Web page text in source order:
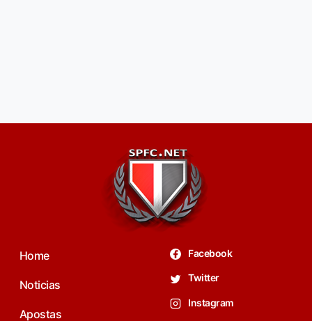
Home
Noticias
Apostas
Facebook
Twitter
Instagram